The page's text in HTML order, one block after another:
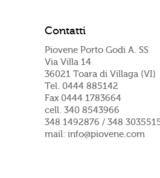
Contatti
Piovene Porto Godi A. SS
Via Villa 14
36021 Toara di Villaga (VI)
Tel. 0444 885142
Fax 0444 1783664
cell. 340 8543966
348 1492876 / 348
mail: info@piovene.com